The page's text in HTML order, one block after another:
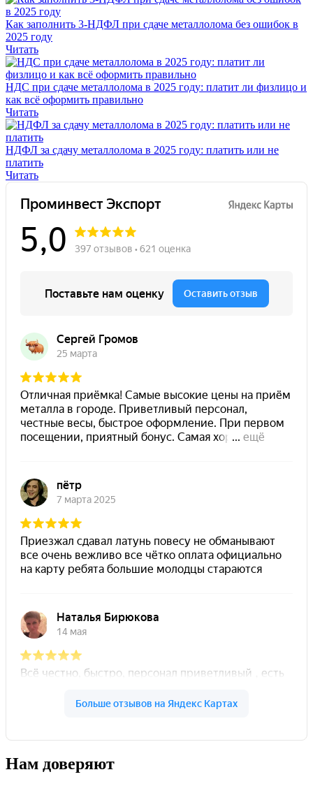
Как заполнить 3-НДФЛ при сдаче металлолома без ошибок в
2025 году
Читать
НДС при сдаче металлолома в 2025 году: платит ли физлицо и
как всё оформить правильно
Читать
НДФЛ за сдачу металлолома в 2025 году: платить или не
платить
Читать
Нам доверяют